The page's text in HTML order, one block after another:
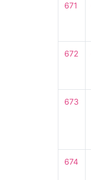
671
672
673
674